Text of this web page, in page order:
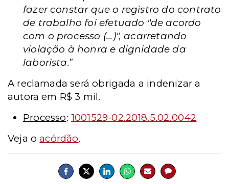
fazer constar que o registro do contrato
de trabalho foi efetuado "de acordo
com o processo (...)", acarretando
violação à honra e dignidade da
laborista.”
A reclamada será obrigada a indenizar a
autora em R$ 3 mil.
Processo: 1001529-02.2018.5.02.0042
Veja oacórdão.